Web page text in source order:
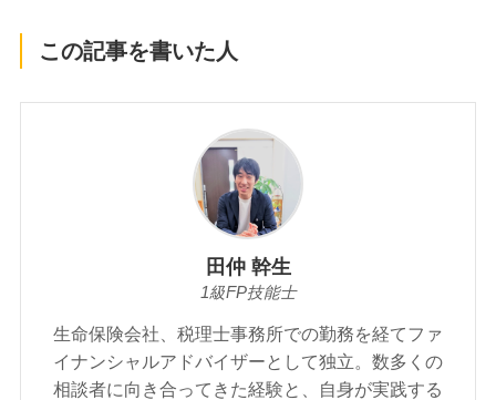
この記事を書いた人
田仲 幹生
1級FP技能士
生命保険会社、税理士事務所での勤務を経てファ
イナンシャルアドバイザーとして独立。数多くの
相談者に向き合ってきた経験と、自身が実践する